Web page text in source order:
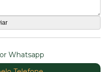
Whatsapp